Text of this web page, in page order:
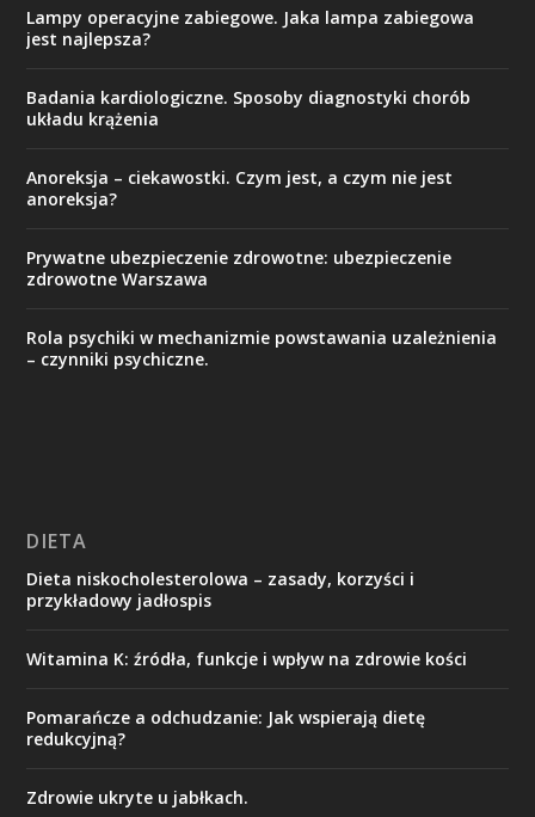
Lampy operacyjne zabiegowe. Jaka lampa zabiegowa
jest najlepsza?
Badania kardiologiczne. Sposoby diagnostyki chorób
układu krążenia
Anoreksja – ciekawostki. Czym jest, a czym nie jest
anoreksja?
Prywatne ubezpieczenie zdrowotne: ubezpieczenie
zdrowotne Warszawa
Rola psychiki w mechanizmie powstawania uzależnienia
– czynniki psychiczne.
DIETA
Dieta niskocholesterolowa – zasady, korzyści i
przykładowy jadłospis
Witamina K: źródła, funkcje i wpływ na zdrowie kości
Pomarańcze a odchudzanie: Jak wspierają dietę
redukcyjną?
Zdrowie ukryte u jabłkach.